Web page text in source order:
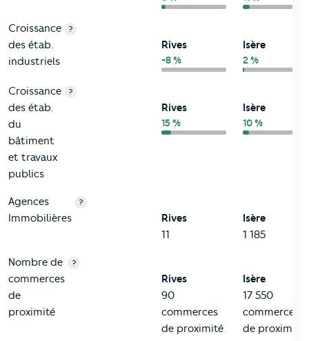
Croissance
des étab.
industriels
?
Rives
-8 %
Isère
2 %
Croissance
des étab.
du
bâtiment
et travaux
publics
?
Rives
15 %
Isère
10 %
Agences
Immobilières
?
Rives
11
Isère
1 185
Nombre de
commerces
de
proximité
?
Rives
90
commerces
de proximité
Isère
17 550
commerces
de proximité